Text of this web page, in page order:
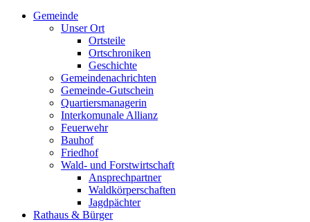
Gemeinde
Unser Ort
Ortsteile
Ortschroniken
Geschichte
Gemeindenachrichten
Gemeinde-Gutschein
Quartiersmanagerin
Interkomunale Allianz
Feuerwehr
Bauhof
Friedhof
Wald- und Forstwirtschaft
Ansprechpartner
Waldkörperschaften
Jagdpächter
Rathaus & Bürger